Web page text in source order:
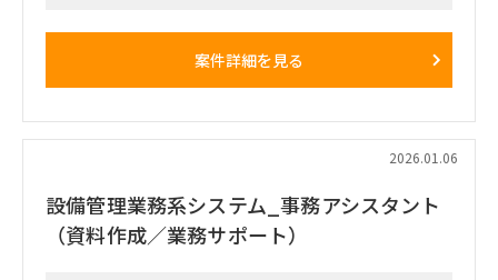
定、進捗管理、品質管理・社内のデータコンサルタント/エン
化）の観点からの改善提案・施策立案・データ活用戦略の策定
ロジェクトの成功事例をもとにしたサービスの型化・ナレッジ
蓄積・将来的なチーム拡大に向けた組織づくりへの参画
案件詳細を見る
2026.01.06
設備管理業務系システム_事務アシスタント
（資料作成／業務サポート）